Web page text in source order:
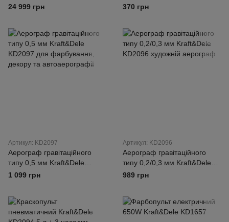
Polska 4532, 220 бар,
стін та фасадів
24 999 грн
мм, 10 м для компресора,
370 грн
Артикул: KD2097
Аерограф гравітаційного
типу 0,5 мм Kraft&Dele
KD2097 для фарбування,
1 099 грн
Артикул: KD2096
Аерограф гравітаційного
типу 0,2/0,3 мм Kraft&Dele
KD2096 художній аерограф
989 грн